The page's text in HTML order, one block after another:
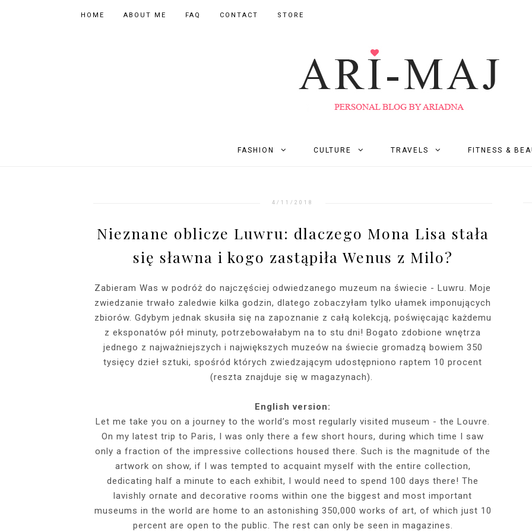
HOME ABOUT ME FAQ CONTACT STORE
FASHION
SHOPPING
INSTAGRAM MIX
EVENTS
INSIDE HER FRAME - MY NEW
SENSUAL PHOTOBOOK
MY 34TH BIRTHDAY! FEELING
MORE ME THAN EVER :)
2025 - THE
PHOTOS ON
CULTURE
EVENTS
PHOTOGRAPHY
SZARY TOP, KRÓTKA SKÓRZANA
SPÓDNICZKA, CZARNE
KTÓRYMI PRAGNĘ SIĘ Z WAMI
PODZIELIĆ
RÓŻOWY SWETER Z DEKOLTEM,
SZARA SPÓDNICZKA I CZARNE
PRAGNĘ SIĘ Z WAMI PODZIELIĆ
FALBANAMI,
I SZPILKI +
PRAGNĘ SIĘ Z
TRAVELS
ASIA
GDZIE POWSTAJĄ MOJE
BUDUAROWE SESJE + 100 ZŁ DO
AIRBNB
NIEZNANE OBLICZE LUWRU:
DLACZEGO MONA LISA STAŁA
WENUS Z MILO?
WIZYTA W
FITNESS &
BEAUTY
BIAŁY SPORTOWY STANIK,
CZARNE LEGGINSY I
WIZYTA W POZNAŃSKIEJ
PRACOWNI FRYZJERSKIEJ CUT
JAKIEGO
CZYM
WŁOSY?
4/11/2018
Nieznane oblicze Luwru: dlaczego Mona Lisa stała
się sławna i kogo zastąpiła Wenus z Milo?
Zabieram Was w podróż do najczęściej odwiedzanego muzeum na świecie - Luwru. Moje
zwiedzanie trwało zaledwie kilka godzin, dlatego zobaczyłam tylko ułamek imponujących
zbiorów. Gdybym jednak skusiła się na zapoznanie z całą kolekcją, poświęcając każdemu
z eksponatów pół minuty, potrzebowałabym na to stu dni! Bogato zdobione wnętrza
jednego z najważniejszych i największych muzeów na świecie gromadzą bowiem 350
tysięcy dzieł sztuki, spośród których zwiedzającym udostępniono raptem 10 procent
(reszta znajduje się w magazynach).
English version:
Let me take you on a journey to the world’s most regularly visited museum - the Louvre.
On my latest trip to Paris, I was only there a few short hours, during which time I saw
only a fraction of the impressive collections housed there. Such is the magnitude of the
artwork on show, if I was tempted to acquaint myself with the entire collection,
dedicating half a minute to each exhibit, I would need to spend 100 days there! The
lavishly ornate and decorative rooms within one the biggest and most important
museums in the world are home to an astonishing 350,000 works of art, of which just 10
percent are open to the public. The rest can only be seen in magazines.